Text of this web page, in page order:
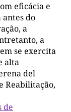
eficácia e
antes do
a
a
se exercita
alta
del
Reabilitação,
de